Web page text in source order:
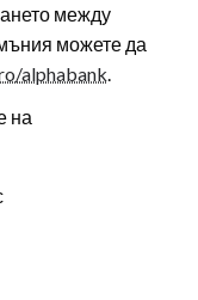
между
можете да
alphabank.
на